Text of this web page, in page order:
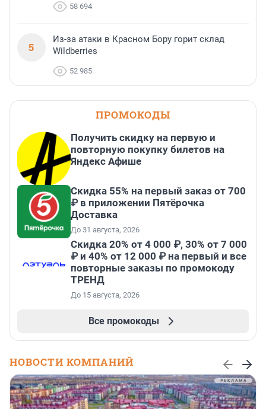
58 694
5
Из-за атаки в Красном Бору горит склад
Wildberries
52 985
ПРОМОКОДЫ
Получить скидку на первую и
повторную покупку билетов на
Яндекс Афише
Скидка 55% на первый заказ от 700
₽ в приложении Пятёрочка
Доставка
До 31 августа, 2026
Скидка 20% от 4 000 ₽, 30% от 7 000
₽ и 40% от 12 000 ₽ на первый и все
повторные заказы по промокоду
ТРЕНД
До 15 августа, 2026
Все промокоды
НОВОСТИ КОМПАНИЙ